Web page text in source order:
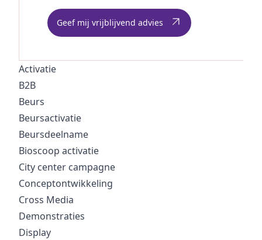
Geef mij vrijblijvend advies
Activatie
B2B
Beurs
Beursactivatie
Beursdeelname
Bioscoop activatie
City center campagne
Conceptontwikkeling
Cross Media
Demonstraties
Display